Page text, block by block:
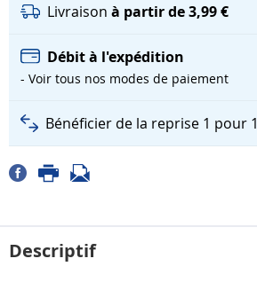
Livraison à partir de 3,99 €
Débit à l'expédition
- Voir tous nos modes de paiement
Bénéficier de la reprise 1 pour 1
Descriptif